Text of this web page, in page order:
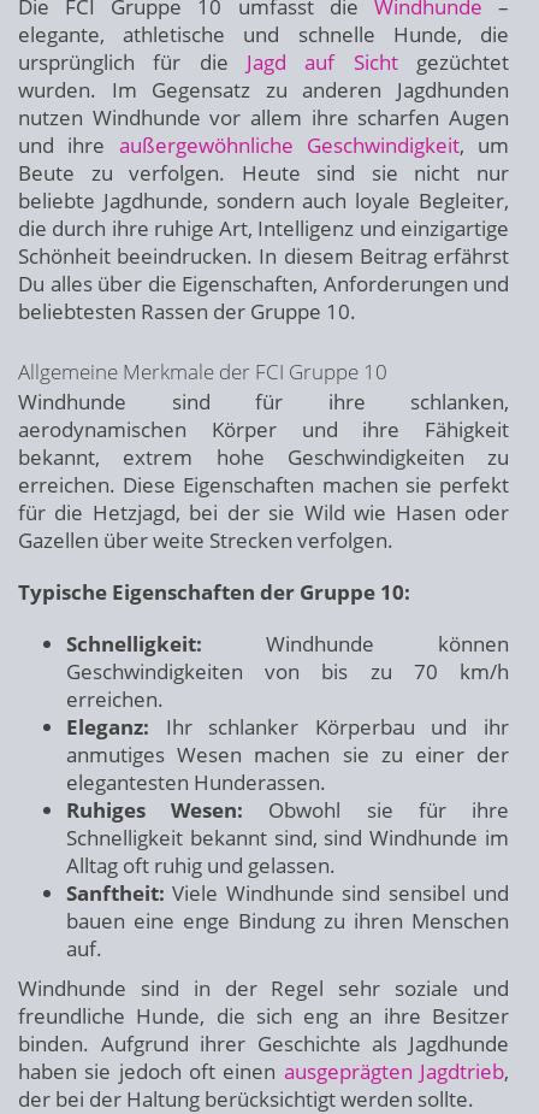
Die FCI Gruppe 10 umfasst die Windhunde –
elegante, athletische und schnelle Hunde, die
ursprünglich für die Jagd auf Sichtgezüchtet
wurden. Im Gegensatz zu anderen Jagdhunden
nutzen Windhunde vor allem ihre scharfen Augen
und ihre außergewöhnliche Geschwindigkeit, um
Beute zu verfolgen. Heute sind sie nicht nur
beliebte Jagdhunde, sondern auch loyale Begleiter,
die durch ihre ruhige Art, Intelligenz und einzigartige
Schönheit beeindrucken. In diesem Beitrag erfährst
Du alles über die Eigenschaften, Anforderungen und
beliebtesten Rassen der Gruppe 10.
Allgemeine Merkmale der FCI Gruppe 10
Windhunde sind für ihre schlanken,
aerodynamischen Körper und ihre Fähigkeit
bekannt, extrem hohe Geschwindigkeiten zu
erreichen. Diese Eigenschaften machen sie perfekt
für die Hetzjagd, bei der sie Wild wie Hasen oder
Gazellen über weite Strecken verfolgen.
Typische Eigenschaften der Gruppe 10:
Schnelligkeit: Windhunde können
Geschwindigkeiten von bis zu 70 km/h
erreichen.
Eleganz: Ihr schlanker Körperbau und ihr
anmutiges Wesen machen sie zu einer der
elegantesten Hunderassen.
Ruhiges Wesen: Obwohl sie für ihre
Schnelligkeit bekannt sind, sind Windhunde im
Alltag oft ruhig und gelassen.
Sanftheit: Viele Windhunde sind sensibel und
bauen eine enge Bindung zu ihren Menschen
auf.
Windhunde sind in der Regel sehr soziale und
freundliche Hunde, die sich eng an ihre Besitzer
binden. Aufgrund ihrer Geschichte als Jagdhunde
haben sie jedoch oft einen ausgeprägten Jagdtrieb,
der bei der Haltung berücksichtigt werden sollte.